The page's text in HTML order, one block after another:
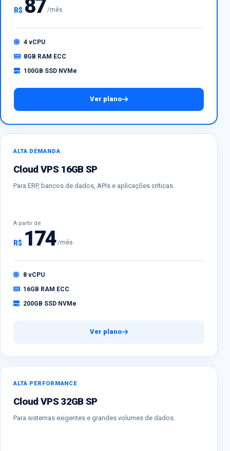
R$ 87 /mês
4 vCPU
8GB RAM ECC
100GB SSD NVMe
Ver plano
ALTA DEMANDA
Cloud VPS 16GB SP
Para ERP, bancos de dados, APIs e aplicações críticas.
A partir de
R$ 174 /mês
8 vCPU
16GB RAM ECC
200GB SSD NVMe
Ver plano
ALTA PERFORMANCE
Cloud VPS 32GB SP
Para sistemas exigentes e grandes volumes de dados.